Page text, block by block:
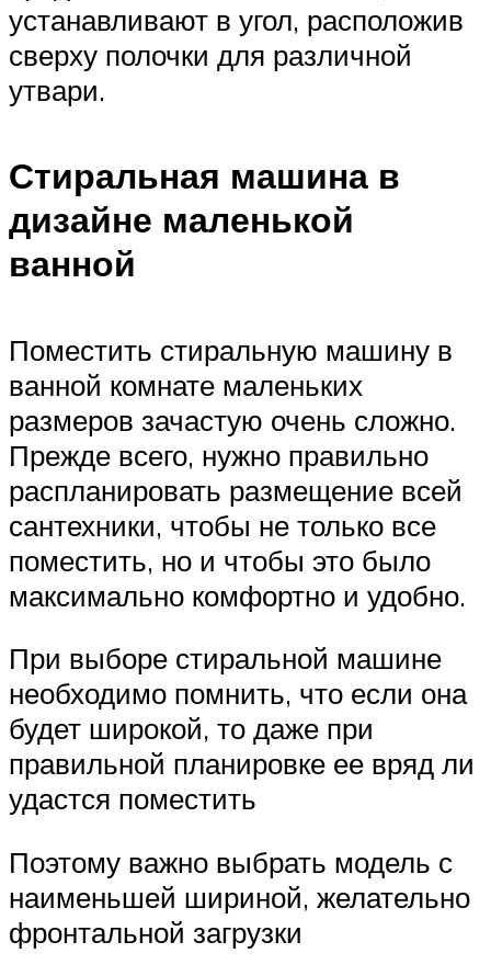
устанавливают в угол, расположив
сверху полочки для различной
утвари.
Стиральная машина в
дизайне маленькой
ванной
Поместить стиральную машину в
ванной комнате маленьких
размеров зачастую очень сложно.
Прежде всего, нужно правильно
распланировать размещение всей
сантехники, чтобы не только все
поместить, но и чтобы это было
максимально комфортно и удобно.
При выборе стиральной машине
необходимо помнить, что если она
будет широкой, то даже при
правильной планировке ее вряд ли
удастся поместить
Поэтому важно выбрать модель с
наименьшей шириной, желательно
фронтальной загрузки